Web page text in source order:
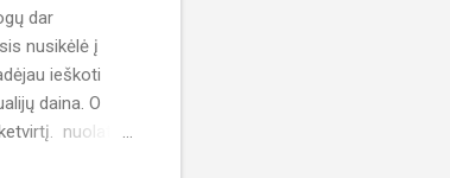
dar
nusikėlė į
ieškoti
daina. O
nuolat